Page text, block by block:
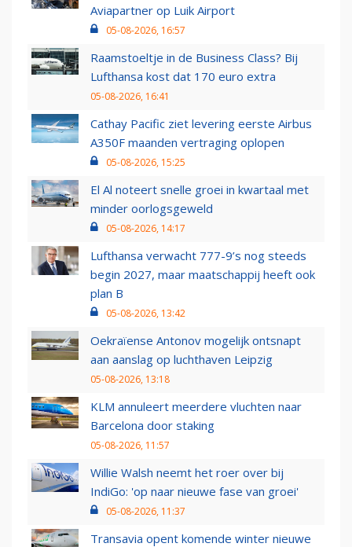
Aviapartner op Luik Airport
05-08-2026, 16:57
Raamstoeltje in de Business Class? Bij
Lufthansa kost dat 170 euro extra
05-08-2026, 16:41
Cathay Pacific ziet levering eerste Airbus
A350F maanden vertraging oplopen
05-08-2026, 15:25
El Al noteert snelle groei in kwartaal met
minder oorlogsgeweld
05-08-2026, 14:17
Lufthansa verwacht 777-9’s nog steeds
begin 2027, maar maatschappij heeft ook
plan B
05-08-2026, 13:42
Oekraïense Antonov mogelijk ontsnapt
aan aanslag op luchthaven Leipzig
05-08-2026, 13:18
KLM annuleert meerdere vluchten naar
Barcelona door staking
05-08-2026, 11:57
Willie Walsh neemt het roer over bij
IndiGo: 'op naar nieuwe fase van groei'
05-08-2026, 11:37
Transavia opent komende winter nieuwe